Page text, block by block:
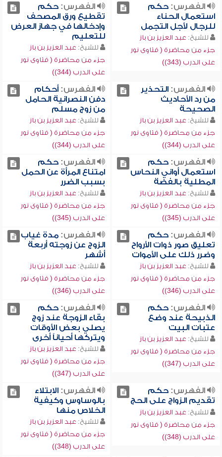
الفهرس:حكم
استعمال الحناء
للرجال لأجل التجمل
للشيخ: عبد العزيز بن باز
جزء من محاضرة ( فتاوى نور
على الدرب (343))
الفهرس:حكم
تقطيع ورق المصحف
وإدخالها في جهاز العرض
للتعليم
للشيخ: عبد العزيز بن باز
جزء من محاضرة ( فتاوى نور
على الدرب (344))
الفهرس:التحذير
من رد الأحاديث
الصحيحة
للشيخ: عبد العزيز بن باز
جزء من محاضرة ( فتاوى نور
على الدرب (344))
الفهرس:أحكام
دفن النصرانية الحامل
من زوج مسلم
للشيخ: عبد العزيز بن باز
جزء من محاضرة ( فتاوى نور
على الدرب (344))
الفهرس:حكم
استعمال أواني النحاس
المطلية بالفضة
للشيخ: عبد العزيز بن باز
جزء من محاضرة ( فتاوى نور
على الدرب (345))
الفهرس:حكم
امتناع المرأة عن الحمل
بسبب الضرر
للشيخ: عبد العزيز بن باز
جزء من محاضرة ( فتاوى نور
على الدرب (345))
الفهرس:حكم
تعليق صور ذوات الأرواح
وضرر ذلك على الأموات
للشيخ: عبد العزيز بن باز
جزء من محاضرة ( فتاوى نور
على الدرب (346))
الفهرس:مدة غياب
الزوج عن زوجته أربعة
أشهر
للشيخ: عبد العزيز بن باز
جزء من محاضرة ( فتاوى نور
على الدرب (346))
الفهرس:حكم
الذبيحة عند وضع
عتبات البيت
للشيخ: عبد العزيز بن باز
جزء من محاضرة ( فتاوى نور
على الدرب (347))
الفهرس:حكم
بقاء الزوجة عند زوج
يصلي بعض الأوقات
ويتركها أحياناً أخرى
للشيخ: عبد العزيز بن باز
جزء من محاضرة ( فتاوى نور
على الدرب (347))
الفهرس:حكم
تقديم الزواج على الحج
للشيخ: عبد العزيز بن باز
جزء من محاضرة ( فتاوى نور
على الدرب (348))
الفهرس:الابتلاء
بالوساوس وكيفية
الخلاص منها
للشيخ: عبد العزيز بن باز
جزء من محاضرة ( فتاوى نور
على الدرب (348))